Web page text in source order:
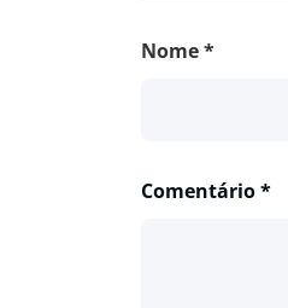
Nome*
Comentário*